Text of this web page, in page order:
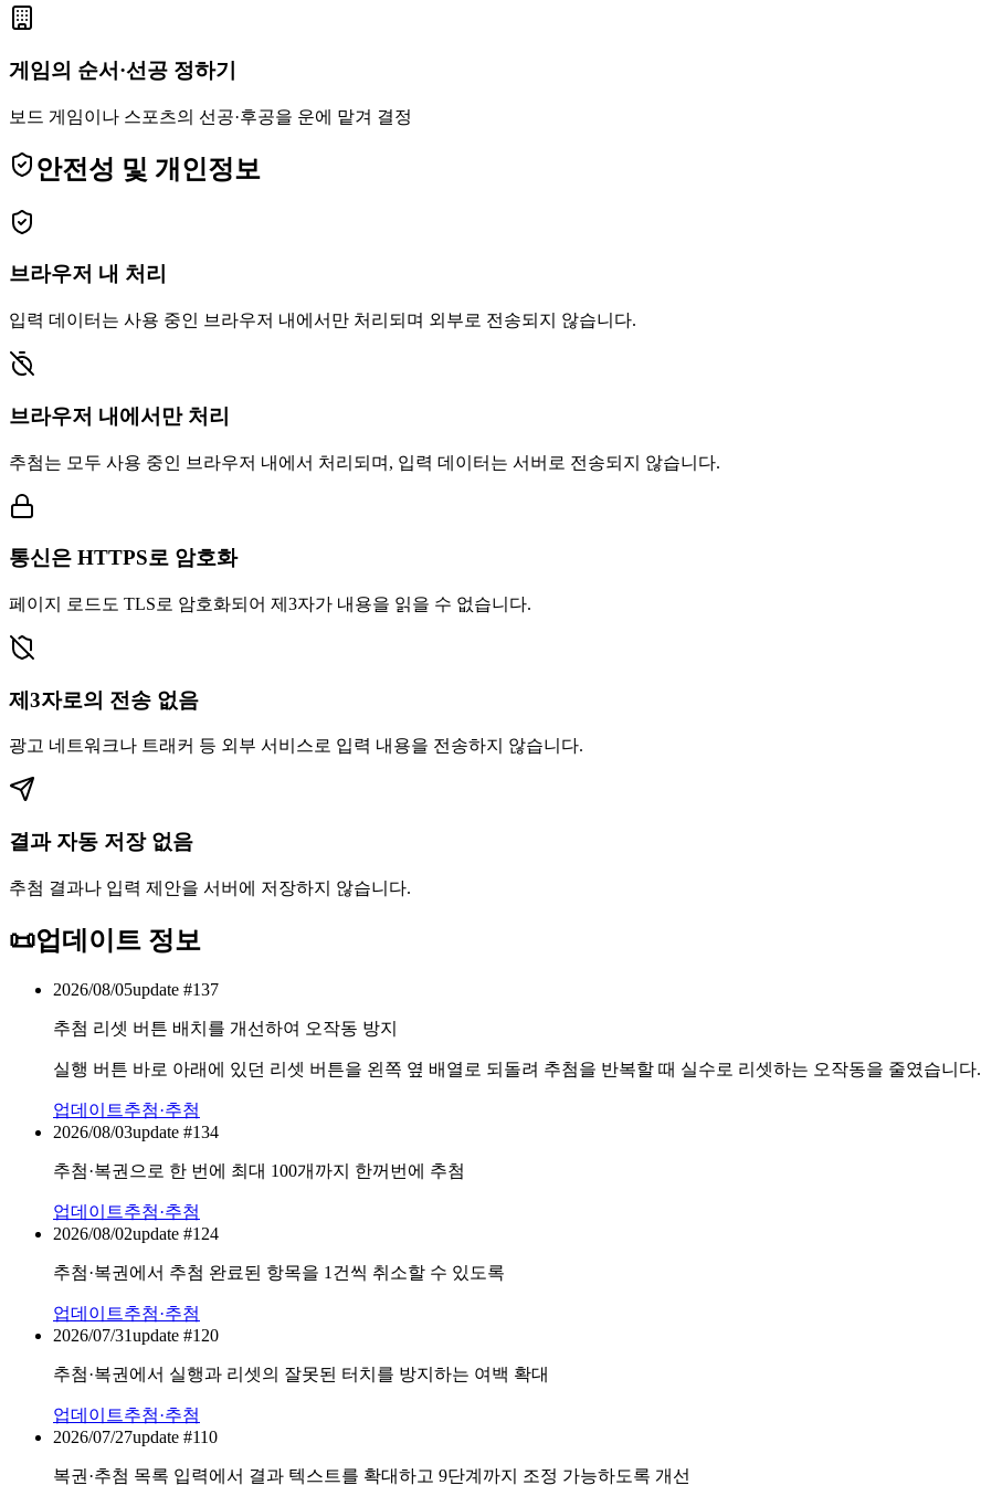
게임의 순서·선공 정하기
보드 게임이나 스포츠의 선공·후공을 운에 맡겨 결정
안전성 및 개인정보
브라우저 내 처리
입력 데이터는 사용 중인 브라우저 내에서만 처리되며 외부로 전송되지 않습니다.
브라우저 내에서만 처리
추첨는 모두 사용 중인 브라우저 내에서 처리되며, 입력 데이터는 서버로 전송되지 않습니다.
통신은 HTTPS로 암호화
페이지 로드도 TLS로 암호화되어 제3자가 내용을 읽을 수 없습니다.
제3자로의 전송 없음
광고 네트워크나 트래커 등 외부 서비스로 입력 내용을 전송하지 않습니다.
결과 자동 저장 없음
추첨 결과나 입력 제안을 서버에 저장하지 않습니다.
📜업데이트 정보
2026/08/05update #137
추첨 리셋 버튼 배치를 개선하여 오작동 방지
실행 버튼 바로 아래에 있던 리셋 버튼을 왼쪽 옆 배열로 되돌려 추첨을 반복할 때 실수로 리셋하는 오작동을 줄였습니다.
업데이트추첨·추첨
2026/08/03update #134
추첨·복권으로 한 번에 최대 100개까지 한꺼번에 추첨
업데이트추첨·추첨
2026/08/02update #124
추첨·복권에서 추첨 완료된 항목을 1건씩 취소할 수 있도록
업데이트추첨·추첨
2026/07/31update #120
추첨·복권에서 실행과 리셋의 잘못된 터치를 방지하는 여백 확대
업데이트추첨·추첨
2026/07/27update #110
복권·추첨 목록 입력에서 결과 텍스트를 확대하고 9단계까지 조정 가능하도록 개선